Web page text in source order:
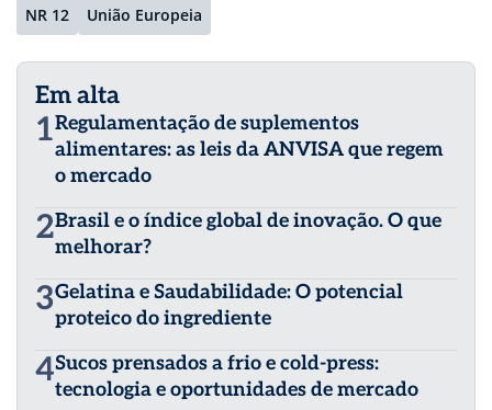
NR 12
União Europeia
Em alta
1Regulamentação de suplementos
alimentares: as leis da ANVISA que regem
o mercado
2Brasil e o índice global de inovação. O que
melhorar?
3Gelatina e Saudabilidade: O potencial
proteico do ingrediente
4Sucos prensados a frio e cold-press:
tecnologia e oportunidades de mercado